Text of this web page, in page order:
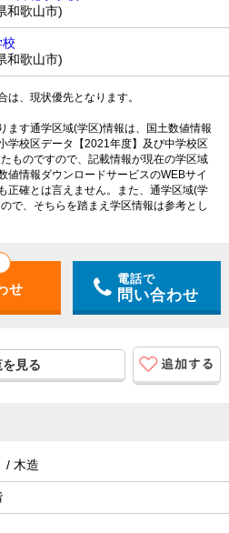
和歌山市)
校
和歌山市)
、現状優先となります。
ます通学区域(学区)情報は、国土数値情報
学校区データ【2021年度】及び中学校区
ものですので、記載情報が現在の学区域
値情報ダウンロードサービスのWEBサイ
正確とは言えません。また、通学区域(学
で、そちらを踏まえ学区情報は参考とし
電話で
問い合わせ
見る
/ 木造